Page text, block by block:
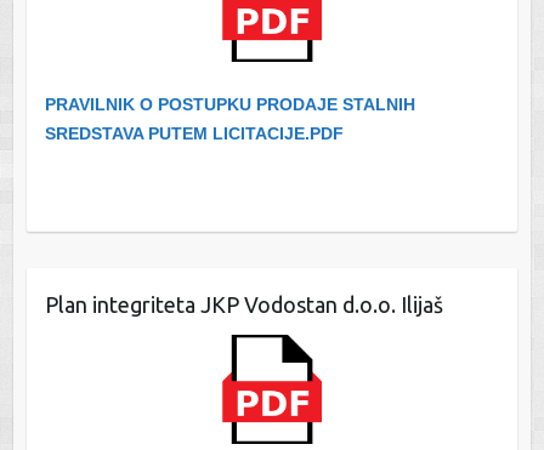
PRAVILNIK O POSTUPKU PRODAJE STALNIH
SREDSTAVA PUTEM LICITACIJE.PDF
Plan integriteta JKP Vodostan d.o.o. Ilijaš